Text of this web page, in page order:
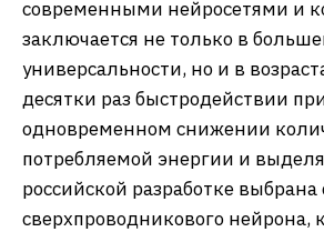
современными нейросетями и
заключается не только в
универсальности, но и в
десятки раз быстродействии
одновременном снижении
потребляемой энергии и
российской разработке выбрана
сверхпроводникового нейрона,